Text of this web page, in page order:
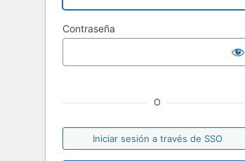
Contraseña
O
Iniciar sesión a través de SSO